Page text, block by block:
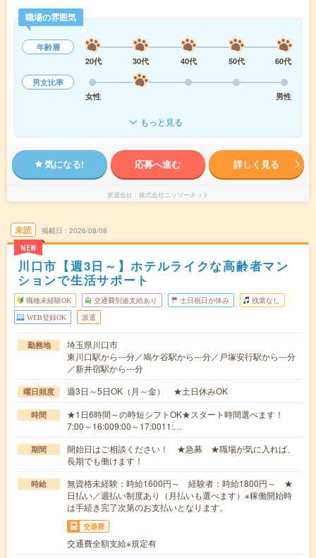
職場の雰囲気
年齢層
20代
30代 40代 50代
60代
男女比率
女性
男性
もっと見る
気になる! 応募へ進む 詳しく見る
派遣会社 株式会社ニッソーネット
未読
NEW
掲載日 2026/08/08
川口市【週3日～】ホテルライクな高齢者マン
ションで生活サポート
職種未経験OK 交通費別途支給あり 土日祝日が休み 残業なし
WEB登録OK 派遣
勤務地
埼玉県川口市
東川口駅から---分／鳩ケ谷駅から---分／戸塚安行駅から---分
／新井宿駅から---分
曜日頻度 週3日～5日OK（月～金） ★土日休みOK
時間
★1日6時間～の時短シフトOK★スタート時間選べます！
7:00～16:009:00～17:0011:…
期間
開始日はご相談ください！ ★急募 ★職場が気に入れば、
長期でも働けます！
時給
無資格未経験：時給1600円～ 経験者：時給1800円～ ★
日払い／週払い制度あり（月払いも選べます）※稼働開始時
は手続き完了次第のお支払いとなります。
交通費
交通費全額支給※規定有